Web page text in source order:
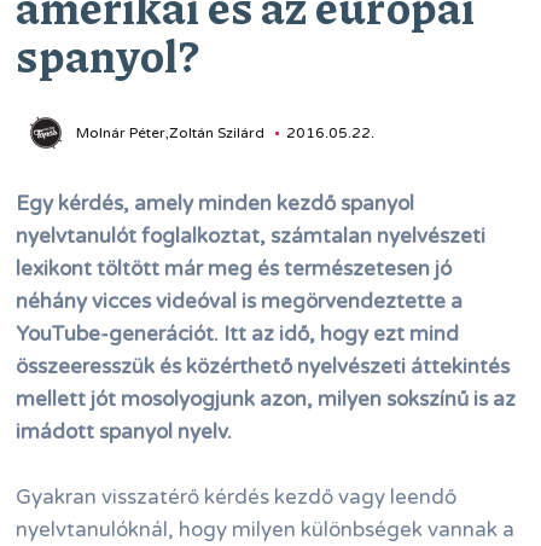
spanyol?
Molnár Péter,Zoltán Szilárd 2016.05.22.
Egy kérdés, amely minden kezdő spanyol
nyelvtanulót foglalkoztat, számtalan nyelvészeti
lexikont töltött már meg és természetesen jó
néhány vicces videóval is megörvendeztette a
YouTube-generációt. Itt az idő, hogy ezt mind
összeeresszük és közérthető nyelvészeti áttekintés
mellett jót mosolyogjunk azon, milyen sokszínű is az
imádott spanyol nyelv.
Gyakran visszatérő kérdés kezdő vagy leendő
nyelvtanulóknál, hogy milyen különbségek vannak a